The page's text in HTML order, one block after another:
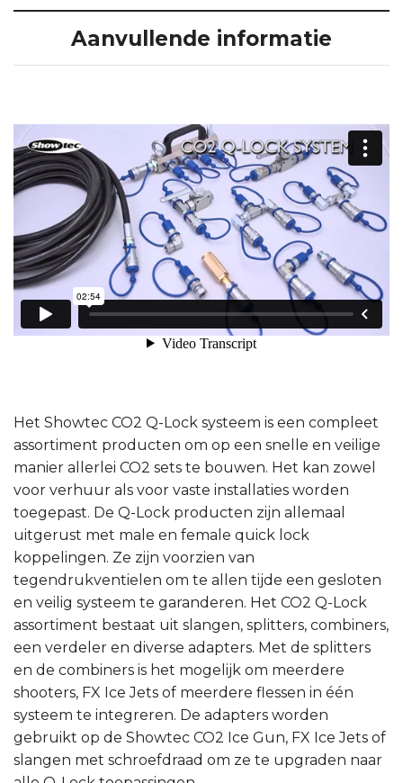
Aanvullende informatie
Het Showtec CO2 Q-Lock systeem is een compleet
assortiment producten om op een snelle en veilige
manier allerlei CO2 sets te bouwen. Het kan zowel
voor verhuur als voor vaste installaties worden
toegepast. De Q-Lock producten zijn allemaal
uitgerust met male en female quick lock
koppelingen. Ze zijn voorzien van
tegendrukventielen om te allen tijde een gesloten
en veilig systeem te garanderen. Het CO2 Q-Lock
assortiment bestaat uit slangen, splitters, combiners,
een verdeler en diverse adapters. Met de splitters
en de combiners is het mogelijk om meerdere
shooters, FX Ice Jets of meerdere flessen in één
systeem te integreren. De adapters worden
gebruikt op de Showtec CO2 Ice Gun, FX Ice Jets of
slangen met schroefdraad om ze te upgraden naar